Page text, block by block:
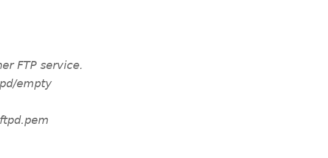
FTP service.
empty